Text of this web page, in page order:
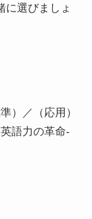
に選びましょ
）／（応用）
語力の革命-